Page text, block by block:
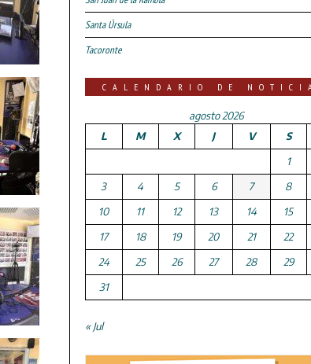
Santa Úrsula
Tacoronte
CALENDARIO DE
agosto 2026
L
M X J V S
1
3
4 5 6 7 8
10
11 12 13 14 15
17
18 19 20 21 22
24
25 26 27 28 29
31
« Jul